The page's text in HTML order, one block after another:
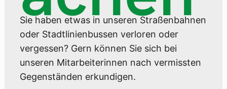
Sie haben etwas in unseren Straßenbahnen
oder Stadtlinienbussen verloren oder
vergessen? Gern können Sie sich bei
unseren Mitarbeiterinnen nach vermissten
Gegenständen erkundigen.